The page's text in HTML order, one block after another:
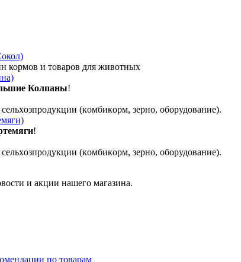
кормов и товаров для животных
Колпаны!
(кoмбикopм, зepнo, oбoрудование).
!
(кoмбикopм, зepнo, oбoрудование).
и акции нашего магазина.